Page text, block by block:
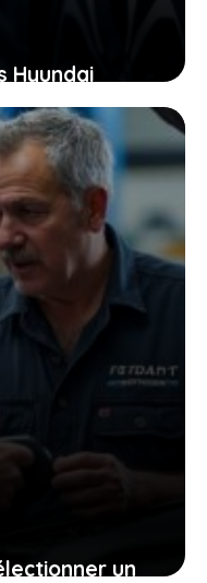
Hyundai
vous prêt
?
un